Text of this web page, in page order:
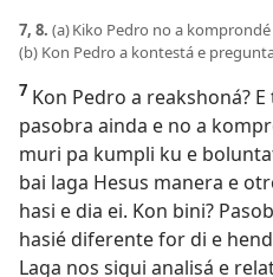
7, 8. (a) Kiko Pedro no a
(b) Kon Pedro a kontestá e
7 Kon Pedro a reakshoná?
pasobra ainda e no a
muri pa kumpli ku e
bai laga Hesus manera e
hasi e dia ei. Kon bini?
hasié diferente for di e
Laga nos sigui analisá e